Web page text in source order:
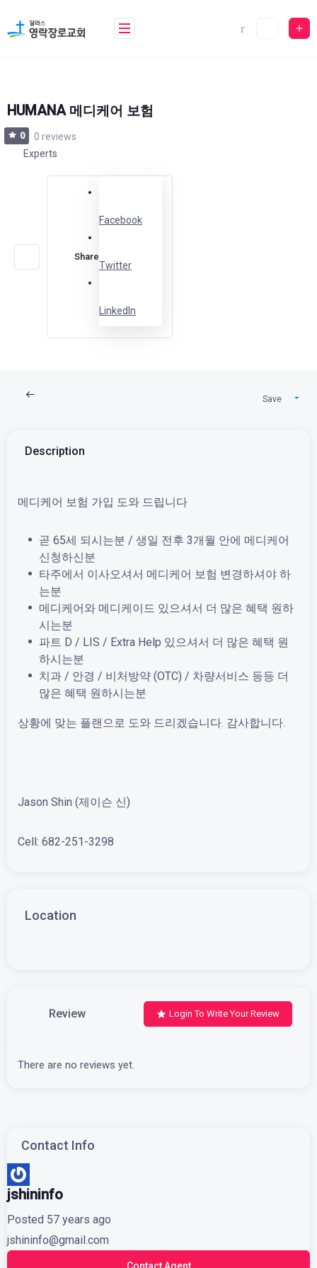
content
HUMANA 메디케어 보험
0
0 reviews
Experts
Share
Facebook
Twitter
LinkedIn
Save
Description
메디케어 보험 가입 도와 드립니다
곧 65세 되시는분 / 생일 전후 3개월 안에 메디케어
신청하신분
타주에서 이사오셔서 메디케어 보험 변경하셔야 하
는분
메디케어와 메디케이드 있으셔서 더 많은 혜택 원하
시는분
파트 D / LIS / Extra Help 있으셔서 더 많은 혜택 원
하시는분
치과 / 안경 / 비처방약 (OTC) / 차량서비스 등등 더
많은 혜택 원하시는분
상황에 맞는 플랜으로 도와 드리겠습니다. 감사합니다.
Jason Shin (제이슨 신)
Cell: 682-251-3298
Location
Review Login To Write Your Review
There are no reviews yet.
Contact Info
jshininfo
Posted 57 years ago
jshininfo@gmail.com